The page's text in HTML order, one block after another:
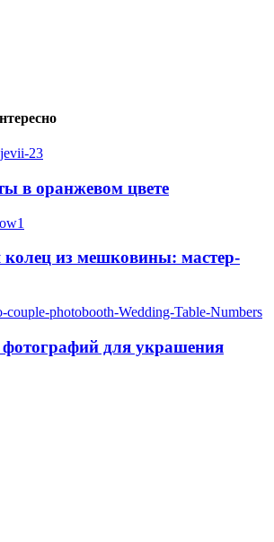
в оранжевом цвете
из мешковины: мастер-
фотографий для украшения